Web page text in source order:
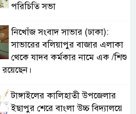
পরিচিতি সভা
নিখোঁজ সংবাদ সাভার (ঢাকা):
সাভারের বলিয়াপুর বাজার এলাকা
থেকে যাদব কর্মকার নামে এক /শিশু
টাঙ্গাইলের কালিহাতী উপজেলার
ইছাপুর শেরে বাংলা উচ্চ বিদ্যালয়ে